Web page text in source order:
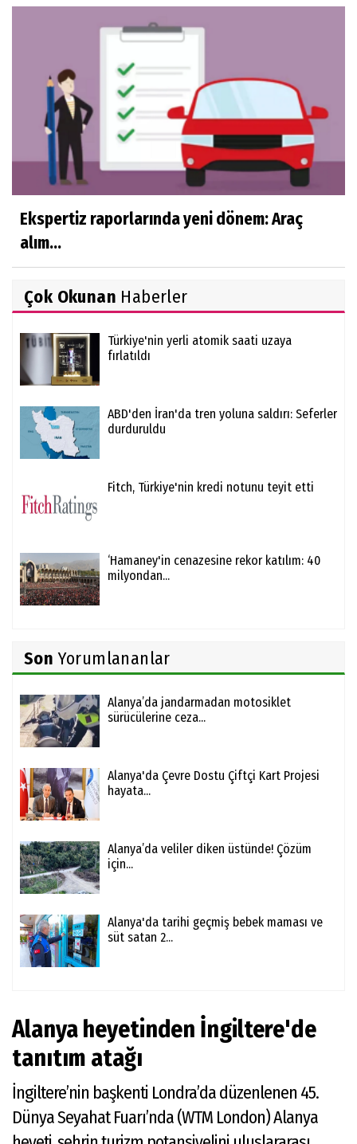
Ekspertiz raporlarında yeni dönem: Araç
alım...
Çok Okunan Haberler
Türkiye'nin yerli atomik saati uzaya
fırlatıldı
ABD'den İran'da tren yoluna saldırı: Seferler
durduruldu
Fitch, Türkiye'nin kredi notunu teyit etti
‘Hamaney'in cenazesine rekor katılım: 40
milyondan...
Son Yorumlananlar
Alanya’da jandarmadan motosiklet
sürücülerine ceza...
Alanya'da Çevre Dostu Çiftçi Kart Projesi
hayata...
Alanya’da veliler diken üstünde! Çözüm
için...
Alanya'da tarihi geçmiş bebek maması ve
süt satan 2...
Alanya heyetinden İngiltere'de
tanıtım atağı
İngiltere’nin başkenti Londra’da düzenlenen 45.
Dünya Seyahat Fuarı’nda (WTM London) Alanya